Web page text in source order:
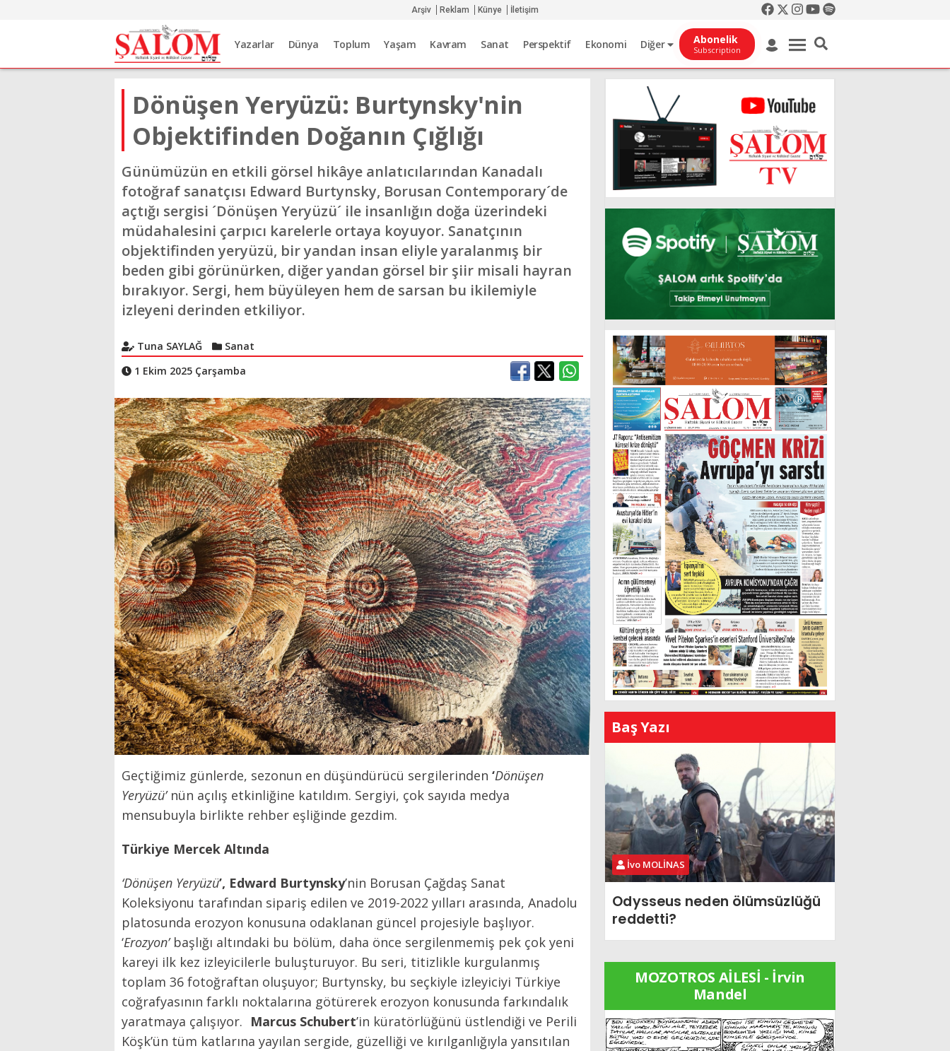
Arşiv Reklam Künye İletişim
Yazarlar Dünya Toplum Yaşam Kavram Sanat Perspektif Ekonomi Diğer Abonelik
Subscription
Dönüşen Yeryüzü: Burtynsky'nin
Objektifinden Doğanın Çığlığı
Günümüzün en etkili görsel hikâye anlatıcılarından Kanadalı
fotoğraf sanatçısı Edward Burtynsky, Borusan Contemporary´de
açtığı sergisi ´Dönüşen Yeryüzü´ ile insanlığın doğa üzerindeki
müdahalesini çarpıcı karelerle ortaya koyuyor. Sanatçının
objektifinden yeryüzü, bir yandan insan eliyle yaralanmış bir
beden gibi görünürken, diğer yandan görsel bir şiir misali hayran
bırakıyor. Sergi, hem büyüleyen hem de sarsan bu ikilemiyle
izleyeni derinden etkiliyor.
Tuna SAYLAĞ
Sanat
1 Ekim 2025 Çarşamba
Geçtiğimiz günlerde, sezonun en düşündürücü sergilerinden ‘Dönüşen
Yeryüzü’nün açılış etkinliğine katıldım. Sergiyi, çok sayıda medya
mensubuyla birlikte rehber eşliğinde gezdim.
Türkiye Mercek Altında
‘Dönüşen Yeryüzü’, Edward Burtynsky’nin Borusan Çağdaş Sanat
Koleksiyonu tarafından sipariş edilen ve 2019-2022 yılları arasında, Anadolu
platosunda erozyon konusuna odaklanan güncel projesiyle başlıyor.
‘Erozyon’ başlığı altındaki bu bölüm, daha önce sergilenmemiş pek çok yeni
kareyi ilk kez izleyicilerle buluşturuyor. Bu seri, titizlikle kurgulanmış
toplam 36 fotoğraftan oluşuyor; Burtynsky, bu seçkiyle izleyiciyi Türkiye
coğrafyasının farklı noktalarına götürerek erozyon konusunda farkındalık
yaratmaya çalışıyor. Marcus Schubert’in küratörlüğünü üstlendiği ve Perili
Köşk’ün tüm katlarına yayılan sergide, güzelliği ve kırılganlığıyla yansıtılan
Baş Yazı
İvo MOLİNAS
Odysseus neden ölümsüzlüğü
reddetti?
MOZOTROS AİLESİ - İrvin
Mandel